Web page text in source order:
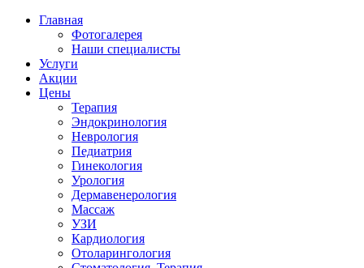
Главная
Фотогалерея
Наши специалисты
Услуги
Акции
Цены
Терапия
Эндокринология
Неврология
Педиатрия
Гинекология
Урология
Дермавенерология
Массаж
УЗИ
Кардиология
Отоларингология